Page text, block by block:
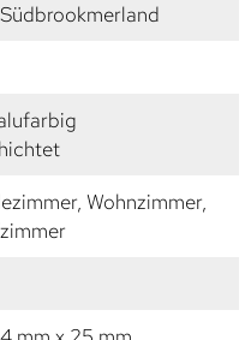
Wohnzimmer,